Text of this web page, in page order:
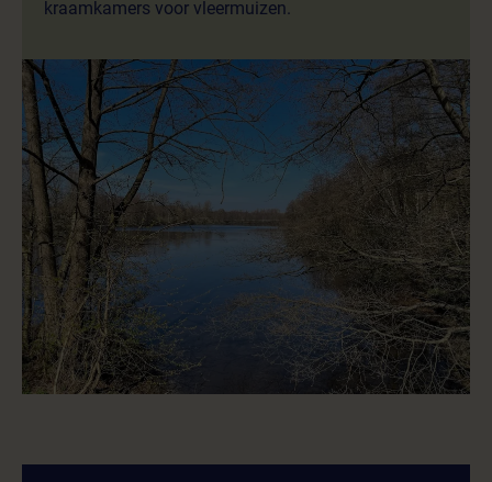
kraamkamers voor vleermuizen.